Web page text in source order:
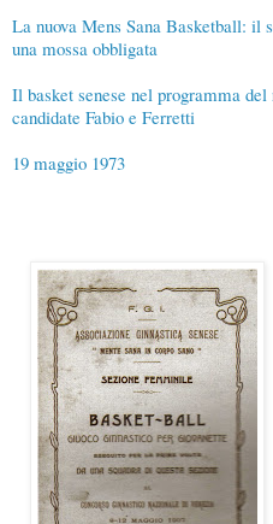
La nuova Mens Sana Basketball: il
una mossa obbligata
Il basket senese nel programma
candidate Fabio e Ferretti
19 maggio 1973